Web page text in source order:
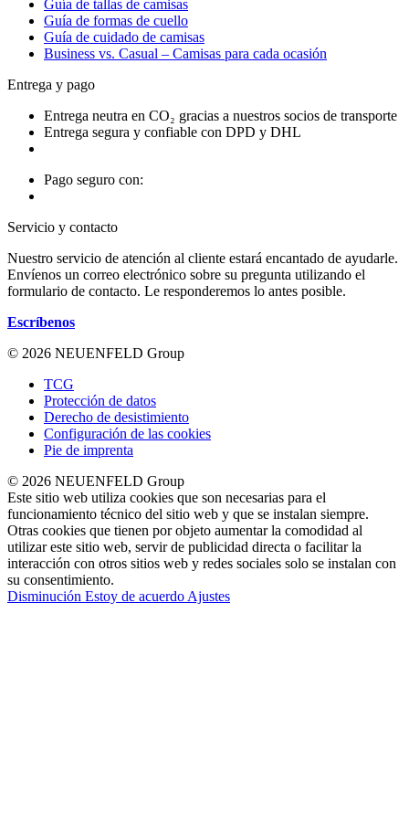
Guía de tallas de camisas
Guía de formas de cuello
Guía de cuidado de camisas
Business vs. Casual – Camisas para cada ocasión
Entrega y pago
Entrega neutra en CO₂ gracias a nuestros socios de transporte
Entrega segura y confiable con DPD y DHL
Pago seguro con:
Servicio y contacto
Nuestro servicio de atención al cliente estará encantado de ayudarle.
Envíenos un correo electrónico sobre su pregunta utilizando el
formulario de contacto. Le responderemos lo antes posible.
Escríbenos
© 2026 NEUENFELD Group
TCG
Protección de datos
Derecho de desistimiento
Configuración de las cookies
Pie de imprenta
© 2026 NEUENFELD Group
Este sitio web utiliza cookies que son necesarias para el
funcionamiento técnico del sitio web y que se instalan siempre.
Otras cookies que tienen por objeto aumentar la comodidad al
utilizar este sitio web, servir de publicidad directa o facilitar la
interacción con otros sitios web y redes sociales solo se instalan con
su consentimiento.
Disminución Estoy de acuerdo Ajustes